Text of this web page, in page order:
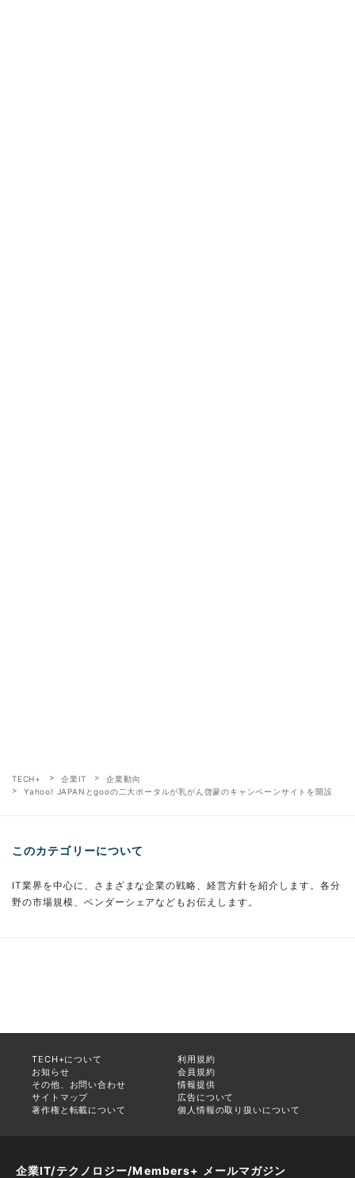
TECH+ 企業IT
企業動向
Yahoo! JAPANとgooの二大ポータルが乳がん啓蒙のキャンペーンサイトを開設
このカテゴリーについて
IT業界を中心に、さまざまな企業の戦略、経営方針を紹介します。各分
野の市場規模、ベンダーシェアなどもお伝えします。
TECH+について
利用規約
お知らせ
会員規約
その他、お問い合わせ
情報提供
サイトマップ
広告について
著作権と転載について
個人情報の取り扱いについて
企業IT/テクノロジー/Members+ メールマガジン